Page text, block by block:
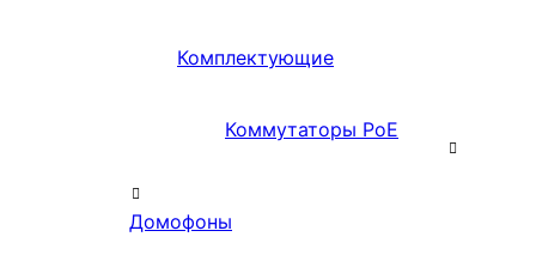
Комплектующие
Коммутаторы PoE
Домофоны